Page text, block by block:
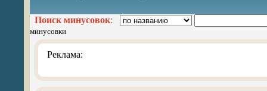
Поиск минусовок:
минусовки
Реклама: